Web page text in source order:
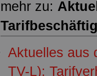
mehr zu:
Aktuelles aus
TV-L):